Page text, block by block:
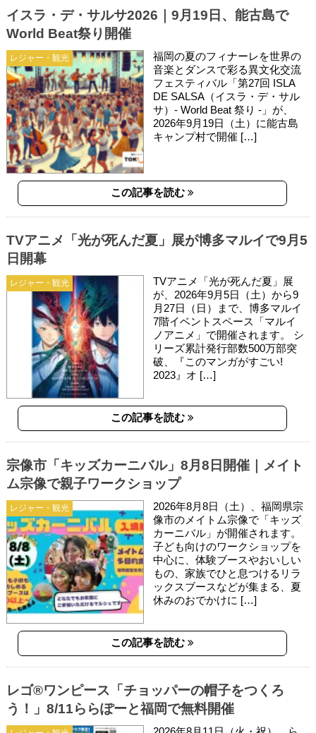
レジャー・観光
イスラ・デ・サルサ2026｜9月19日、能古島で
World Beat祭り開催
福岡の夏のフィナーレを世界の
音楽とダンスで彩る異文化交流
フェスティバル「第27回 ISLA
DE SALSA（イスラ・デ・サル
サ）- World Beat 祭り -」が、
2026年9月19日（土）に能古島
キャンプ村で開催 […]
この記事を読む
レジャー・観光
TVアニメ「光が死んだ夏」展が博多マルイで9月5
日開幕
TVアニメ「光が死んだ夏」展
が、2026年9月5日（土）から9
月27日（日）まで、博多マルイ
7階イベントスペース「マルイ
ノアニメ」で開催されます。 シ
リーズ累計発行部数500万部突
破、『このマンガがすごい!
2023』オ […]
この記事を読む
レジャー・観光
宗像市「キッズカーニバル」8月8日開催｜メイト
ム宗像で親子ワークショップ
2026年8月8日（土）、福岡県宗
像市のメイトム宗像で「キッズ
カーニバル」が開催されます。
子ども向けのワークショップを
中心に、体験ブースやおいしい
もの、家族でひと息つけるリラ
ックスブースなどが集まる、夏
休みのおでかけに […]
この記事を読む
レゴ®ワンピース「チョッパーの帽子をつくろ
う！」8/11ららぽーと福岡で無料開催